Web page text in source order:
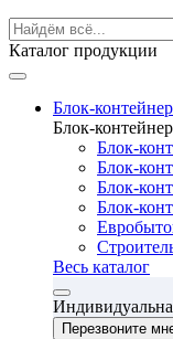
Каталог продукции
Блок-
Блок-
Блок-
Блок-
Блок-
Блок-
Весь каталог
Перезвоните